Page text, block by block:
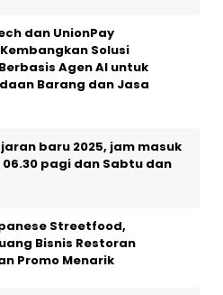
dan UnionPay
Solusi
Agen AI untuk
Barang dan Jasa
baru 2025, jam masuk
pagi dan Sabtu dan
Streetfood,
Bisnis Restoran
Promo Menarik